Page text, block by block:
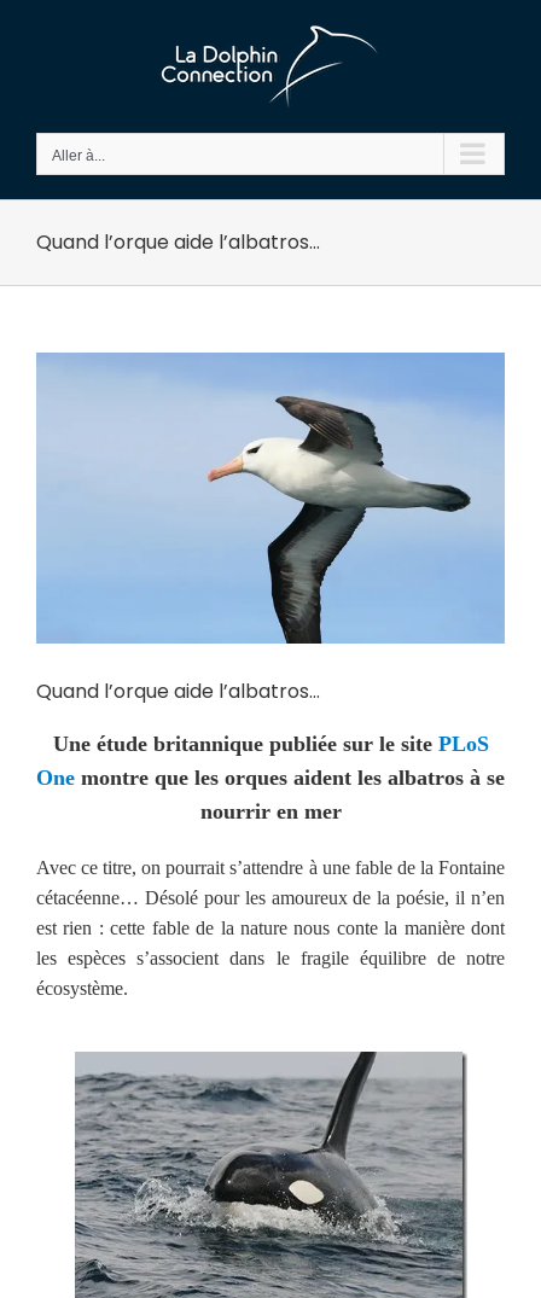
Aller à...
Quand l’orque aide l’albatros…
Quand l’orque aide l’albatros…
Une étude britannique publiée sur le site PLoS
One montre que les orques aident les albatros à se
nourrir en mer
Avec ce titre, on pourrait s’attendre à une fable de la Fontaine
cétacéenne… Désolé pour les amoureux de la poésie, il n’en
est rien : cette fable de la nature nous conte la manière dont
les espèces s’associent dans le fragile équilibre de notre
écosystème.